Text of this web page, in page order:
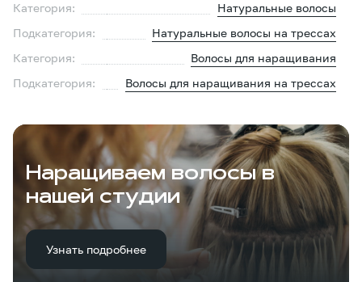
Категория:
Натуральные волосы
Подкатегория:
Натуральные волосы на трессах
Категория:
Волосы для наращивания
Подкатегория:
Волосы для наращивания на трессах
Наращиваем волосы в
нашей студии
Узнать подробнее